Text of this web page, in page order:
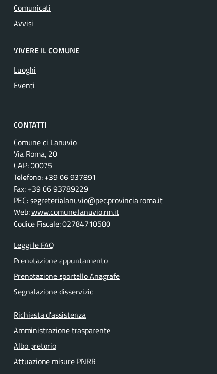
Comunicati
Avvisi
VIVERE IL COMUNE
Luoghi
Eventi
CONTATTI
Comune di Lanuvio
Via Roma, 20
CAP: 00075
Telefono: +39 06 937891
Fax: +39 06 93789229
PEC:segreterialanuvio@pec.provincia.roma.it
Web:www.comune.lanuvio.rm.it
Codice Fiscale: 02784710580
Leggi le FAQ
Prenotazione appuntamento
Prenotazione sportello Anagrafe
Segnalazione disservizio
Richiesta d'assistenza
Amministrazione trasparente
Albo pretorio
Attuazione misure PNRR